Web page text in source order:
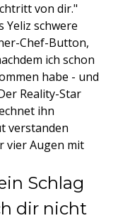
von dir."
schwere
Chef-Button,
ich schon
habe - und
Reality-Star
ihn
verstanden
vier Augen mit
Schlag
dir nicht